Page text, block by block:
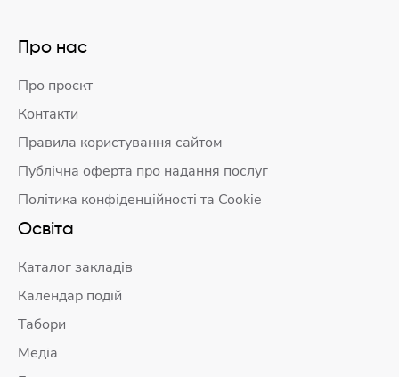
Про нас
Про проєкт
Контакти
Правила користування сайтом
Публічна оферта про надання послуг
Політика конфіденційності та Cookie
Освіта
Каталог закладів
Календар подій
Табори
Медіа